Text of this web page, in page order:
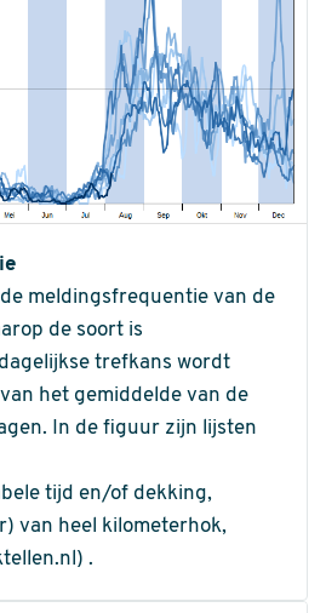
meldingsfrequentie van de
de soort is
trefkans wordt
het gemiddelde van de
In de figuur zijn lijsten
tijd en/of dekking,
van heel kilometerhok,
.